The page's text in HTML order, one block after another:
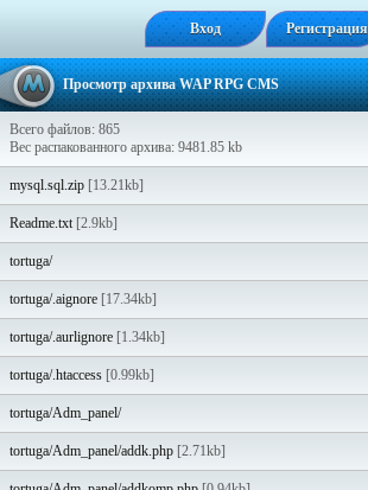
Вход Регистрация
Просмотр архива WAP RPG CMS
Всего файлов: 865
Вес распакованного архива: 9481.85 kb
mysql.sql.zip [13.21kb]
Readme.txt[2.9kb]
tortuga/
tortuga/.aignore [17.34kb]
tortuga/.aurlignore [1.34kb]
tortuga/.htaccess [0.99kb]
tortuga/Adm_panel/
tortuga/Adm_panel/addk.php [2.71kb]